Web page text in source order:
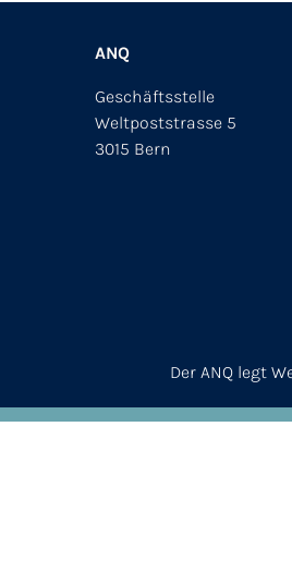
ANQ
Geschäftsstelle
Weltpoststrasse 5
3015 Bern
Der ANQ legt